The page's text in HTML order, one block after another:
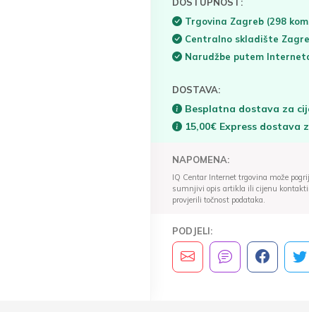
Trgovina Zagreb (298
Centralno skladište
Narudžbe putem
DOSTAVA:
Besplatna dostava za
15,00€ Express dostava
NAPOMENA:
IQ Centar Internet trgovina može
sumnjivi opis artikla ili cijenu
provjerili točnost podataka.
PODJELI: